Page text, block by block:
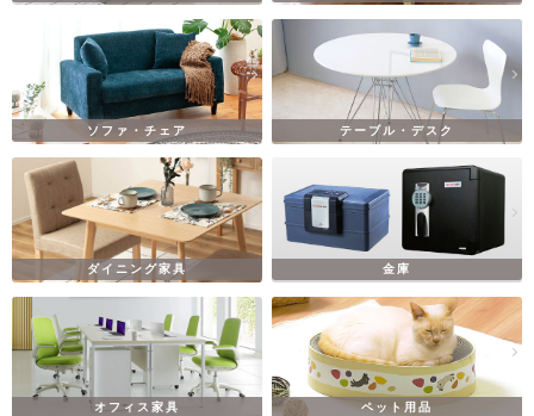
ソファ・チェア テーブル・デスク
ダイニング家具 金庫
オフィス家具 ペット用品